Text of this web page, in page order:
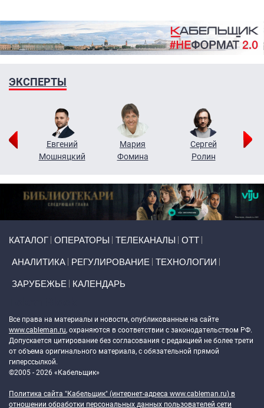
ЭКСПЕРТЫ
Евгений
Мошняцкий
Мария
Фомина
Сергей
Ролин
КАТАЛОГ ОПЕРАТОРЫ ТЕЛЕКАНАЛЫ ОТТ
АНАЛИТИКА РЕГУЛИРОВАНИЕ ТЕХНОЛОГИИ
ЗАРУБЕЖЬЕ КАЛЕНДАРЬ
Все права на материалы и новости, опубликованные на сайте
www.cableman.ru, охраняются в соответствии с законодательством РФ.
Допускается цитирование без согласования с редакцией не более трети
от объема оригинального материала, с обязательной прямой
гиперссылкой.
©2005 - 2026 «Кабельщик»
Политика сайта "Кабельщик" (интернет-адреса www.cableman.ru) в
отношении обработки персональных данных пользователей сети